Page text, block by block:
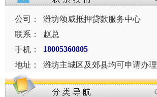
公司：
潍坊颂威抵押贷款服务中心
联系：
赵总
手机：
18005360805
地址： 潍坊主城区及郊县均可申请办理